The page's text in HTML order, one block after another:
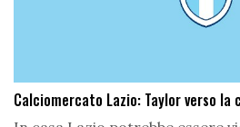
Calciomercato Lazio: Taylor verso la